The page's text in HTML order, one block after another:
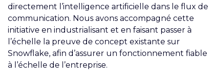
directement l’intelligence artificielle dans le flux de
communication. Nous avons accompagné cette
initiative en industrialisant et en faisant passer à
l’échelle la preuve de concept existante sur
Snowflake, afin d’assurer un fonctionnement fiable
à l’échelle de l’entreprise.